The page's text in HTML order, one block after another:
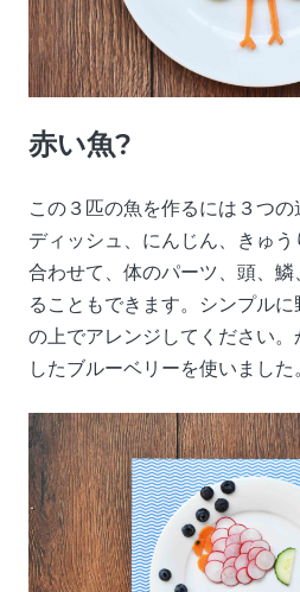
赤い魚?
この３匹の魚を作るには３つ
ディッシュ、にんじん、きゅ
合わせて、体のパーツ、頭、鱗
ることもできます。シンプル
の上でアレンジしてください
したブルーベリーを使いました